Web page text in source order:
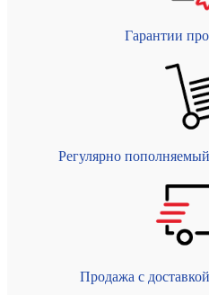
Гарантии
Регулярно
Продажа с